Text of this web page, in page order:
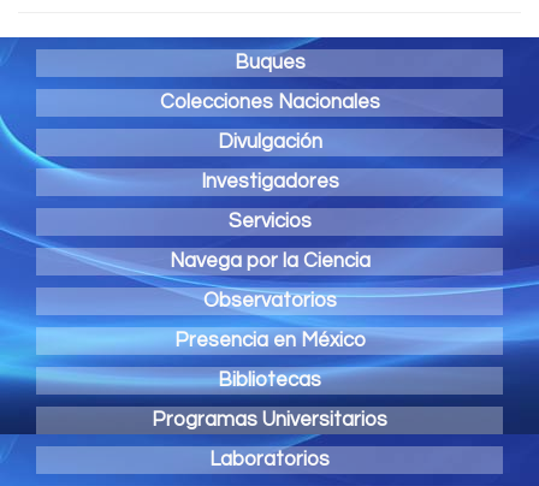
Buques
Colecciones Nacionales
Divulgación
Investigadores
Servicios
Navega por la Ciencia
Observatorios
Presencia en México
Bibliotecas
Programas Universitarios
Laboratorios